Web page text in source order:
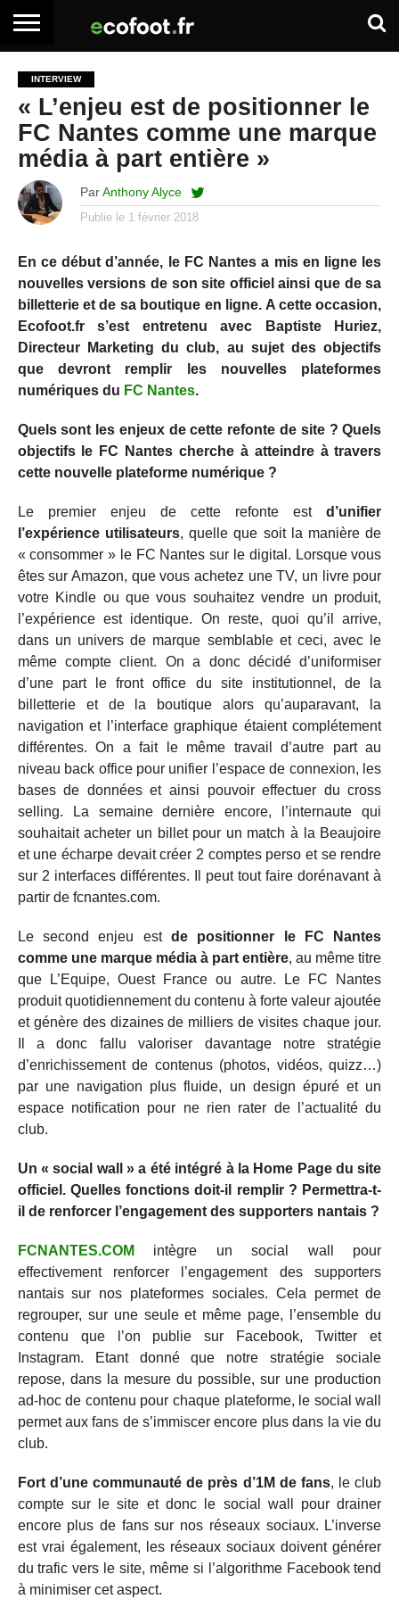
ARTICLES
PREMIUM
ADHÉSION
PREMIUM
SE
CONNECTER
EMPLOI
BOITE
À
OUTILS
INTERVIEW
« L’enjeu est de positionner le
FC Nantes comme une marque
média à part entière »
Par Anthony Alyce
Publie le 1 février 2018
En ce début d’année, le FC Nantes a mis en ligne les
nouvelles versions de son site officiel ainsi que de sa
billetterie et de sa boutique en ligne. A cette occasion,
Ecofoot.fr s’est entretenu avec Baptiste Huriez,
Directeur Marketing du club, au sujet des objectifs
que devront remplir les nouvelles plateformes
numériques du FC Nantes.
Quels sont les enjeux de cette refonte de site ? Quels
objectifs le FC Nantes cherche à atteindre à travers
cette nouvelle plateforme numérique ?
Le premier enjeu de cette refonte estd’unifier
l’expérience utilisateurs, quelle que soit la manière de
« consommer » le FC Nantes sur le digital. Lorsque vous
êtes sur Amazon, que vous achetez une TV, un livre pour
votre Kindle ou que vous souhaitez vendre un produit,
l’expérience est identique. On reste, quoi qu’il arrive,
dans un univers de marque semblable et ceci, avec le
même compte client. On a donc décidé d’uniformiser
d’une part le front office du site institutionnel, de la
billetterie et de la boutique alors qu’auparavant, la
navigation et l’interface graphique étaient complétement
différentes. On a fait le même travail d’autre part au
niveau back office pour unifier l’espace de connexion, les
bases de données et ainsi pouvoir effectuer du cross
selling. La semaine dernière encore, l’internaute qui
souhaitait acheter un billet pour un match à la Beaujoire
et une écharpe devait créer 2 comptes perso et se rendre
sur 2 interfaces différentes. Il peut tout faire dorénavant à
partir de fcnantes.com.
Le second enjeu est de positionner le FC Nantes
comme une marque média à part entière, au même titre
que L’Equipe, Ouest France ou autre. Le FC Nantes
produit quotidiennement du contenu à forte valeur ajoutée
et génère des dizaines de milliers de visites chaque jour.
Il a donc fallu valoriser davantage notre stratégie
d’enrichissement de contenus (photos, vidéos, quizz…)
par une navigation plus fluide, un design épuré et un
espace notification pour ne rien rater de l’actualité du
club.
Un « social wall » a été intégré à la Home Page du site
officiel. Quelles fonctions doit-il remplir ? Permettra-t-
il de renforcer l’engagement des supporters nantais ?
FCNANTES.COM intègre un social wall pour
effectivement renforcer l’engagement des supporters
nantais sur nos plateformes sociales. Cela permet de
regrouper, sur une seule et même page, l’ensemble du
contenu que l’on publie sur Facebook, Twitter et
Instagram. Etant donné que notre stratégie sociale
repose, dans la mesure du possible, sur une production
ad-hoc de contenu pour chaque plateforme, le social wall
permet aux fans de s’immiscer encore plus dans la vie du
club.
Fort d’une communauté de près d’1M de fans, le club
compte sur le site et donc le social wall pour drainer
encore plus de fans sur nos réseaux sociaux. L’inverse
est vrai également, les réseaux sociaux doivent générer
du trafic vers le site, même si l’algorithme Facebook tend
à minimiser cet aspect.